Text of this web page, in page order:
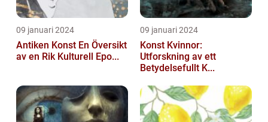
09 januari 2024
Antiken Konst En Översikt
av en Rik Kulturell Epo...
09 januari 2024
Konst Kvinnor:
Utforskning av ett
Betydelsefullt K...